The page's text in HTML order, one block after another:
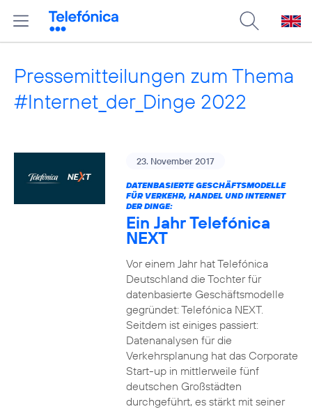
Pressemitteilungen zum Thema
#Internet_der_Dinge 2022
23. November 2017
DATENBASIERTE GESCHÄFTSMODELLE
FÜR VERKEHR, HANDEL UND INTERNET
DER DINGE:
Ein Jahr Telefónica
NEXT
Vor einem Jahr hat Telefónica
Deutschland die Tochter für
datenbasierte Geschäftsmodelle
gegründet: Telefónica NEXT.
Seitdem ist einiges passiert:
Datenanalysen für die
Verkehrsplanung hat das Corporate
Start-up in mittlerweile fünf
deutschen Großstädten
durchgeführt, es stärkt mit seiner